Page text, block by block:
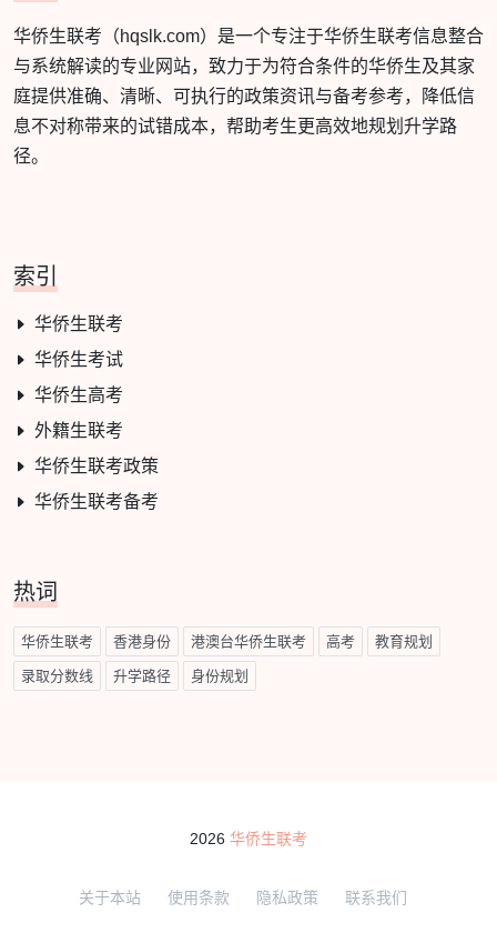
华侨生联考（hqslk.com）是一个专注于华侨生联考信息整合
与系统解读的专业网站，致力于为符合条件的华侨生及其家
庭提供准确、清晰、可执行的政策资讯与备考参考，降低信
息不对称带来的试错成本，帮助考生更高效地规划升学路
径。
索引
华侨生联考
华侨生考试
华侨生高考
外籍生联考
华侨生联考政策
华侨生联考备考
热词
华侨生联考 香港身份 港澳台华侨生联考 高考 教育规划
录取分数线 升学路径 身份规划
2026 华侨生联考
关于本站 使用条款 隐私政策 联系我们